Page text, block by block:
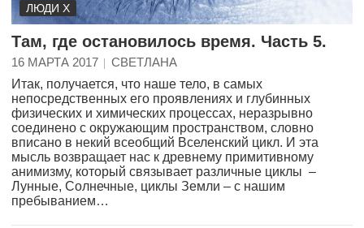
ЛЮДИ Х
Там, где остановилось время. Часть 5.
16 МАРТА 2017
СВЕТЛАНА
Итак, получается, что наше тело, в самых
непосредственных его проявлениях и глубинных
физических и химических процессах, неразрывно
соединено с окружающим пространством, словно
вписано в некий всеобщий Вселенский цикл. И эта
мысль возвращает нас к древнему примитивному
анимизму, который связывает различные циклы –
Лунные, Солнечные, циклы Земли – с нашим
пребыванием…